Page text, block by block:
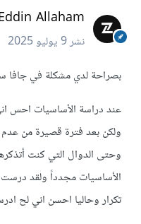
Allaham
نشر9 يوليو 2025
بصراحة لدي مشكلة في جافا
عند دراسة الأساسيات احس
ولكن بعد فترة قصيرة من
وحتى الدوال التي كنت
تكرار وحاليا احسن اني لح